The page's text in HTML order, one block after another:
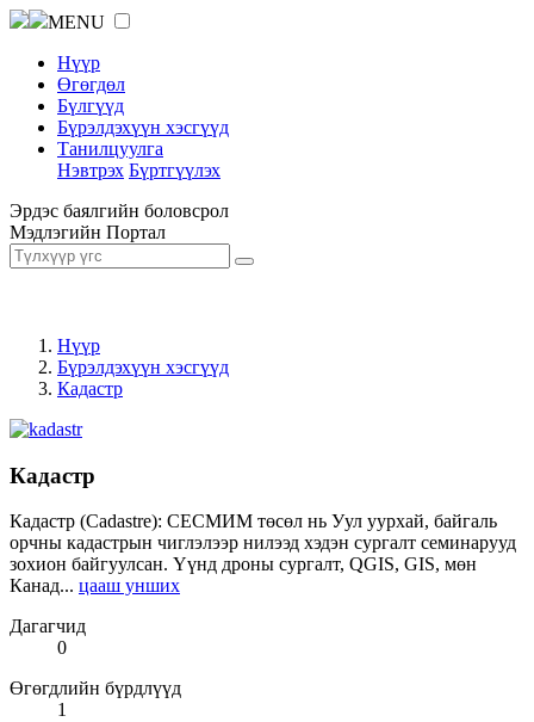
MENU
Нүүр
Өгөгдөл
Бүлгүүд
Бүрэлдэхүүн хэсгүүд
Танилцуулга
Нэвтрэх Бүртгүүлэх
Эрдэс баялгийн боловсрол
Мэдлэгийн Портал
Нүүр
Бүрэлдэхүүн хэсгүүд
Кадастр
Кадастр
Кадастр (Cadastre): СЕСМИМ төсөл нь Уул уурхай, байгаль
орчны кадастрын чиглэлээр нилээд хэдэн сургалт семинарууд
зохион байгуулсан. Үүнд дроны сургалт, QGIS, GIS, мөн
Канад... цааш унших
Дагагчид
0
Өгөгдлийн бүрдлүүд
1